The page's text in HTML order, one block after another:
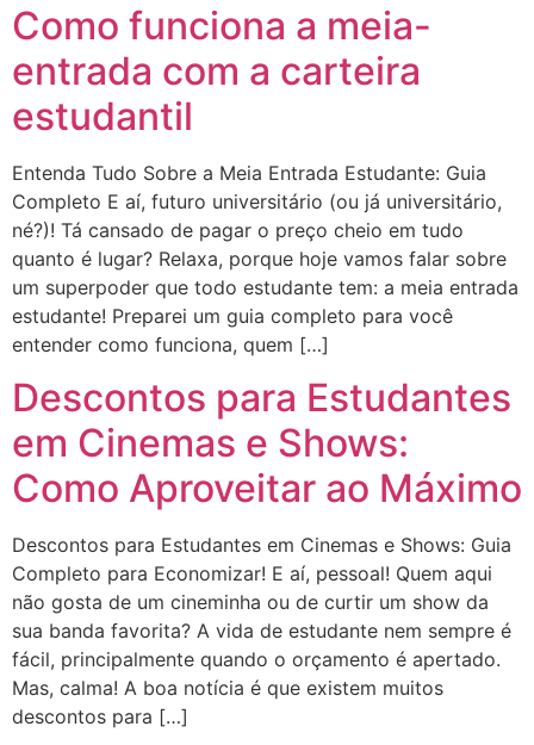
Como funciona a meia-
entrada com a carteira
estudantil
Entenda Tudo Sobre a Meia Entrada Estudante: Guia
Completo E aí, futuro universitário (ou já universitário,
né?)! Tá cansado de pagar o preço cheio em tudo
quanto é lugar? Relaxa, porque hoje vamos falar sobre
um superpoder que todo estudante tem: a meia entrada
estudante! Preparei um guia completo para você
entender como funciona, quem […]
Descontos para Estudantes
em Cinemas e Shows:
Como Aproveitar ao Máximo
Descontos para Estudantes em Cinemas e Shows: Guia
Completo para Economizar! E aí, pessoal! Quem aqui
não gosta de um cineminha ou de curtir um show da
sua banda favorita? A vida de estudante nem sempre é
fácil, principalmente quando o orçamento é apertado.
Mas, calma! A boa notícia é que existem muitos
descontos para […]